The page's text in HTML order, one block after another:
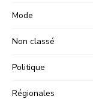
Mode
Non classé
Politique
Régionales